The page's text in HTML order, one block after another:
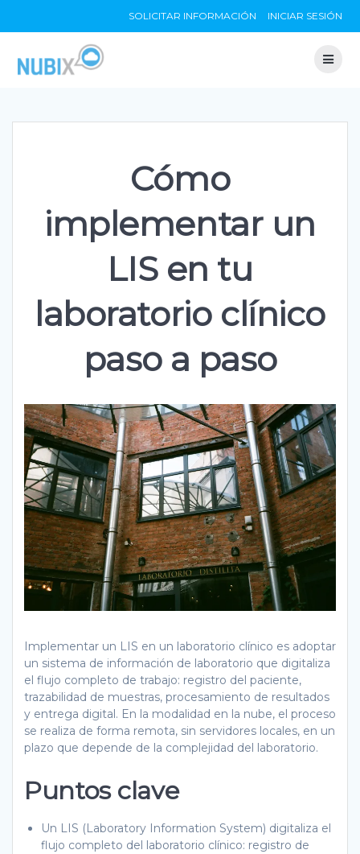
to
SOLICITAR INFORMACIÓN INICIAR SESIÓN
Cómo
implementar un
LIS en tu
laboratorio clínico
paso a paso
Implementar un LIS en un laboratorio clínico es adoptar
un sistema de información de laboratorio que digitaliza
el flujo completo de trabajo: registro del paciente,
trazabilidad de muestras, procesamiento de resultados
y entrega digital. En la modalidad en la nube, el proceso
se realiza de forma remota, sin servidores locales, en un
plazo que depende de la complejidad del laboratorio.
Puntos clave
Un LIS (Laboratory Information System) digitaliza el
flujo completo del laboratorio clínico: registro de